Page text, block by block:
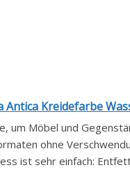
Kreidefarbe
um Möbel und
ohne
ist sehr einfach: